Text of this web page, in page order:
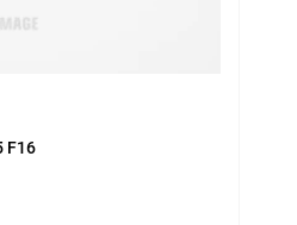
F16